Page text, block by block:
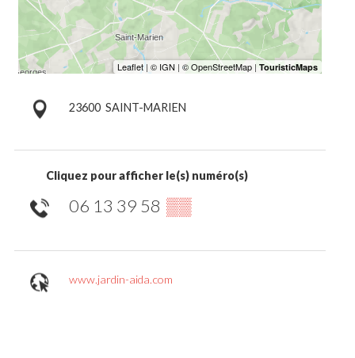
23600 SAINT-MARIEN
Cliquez pour afficher le(s) numéro(s)
06 13 39 58 ▒▒
www.jardin-aida.com